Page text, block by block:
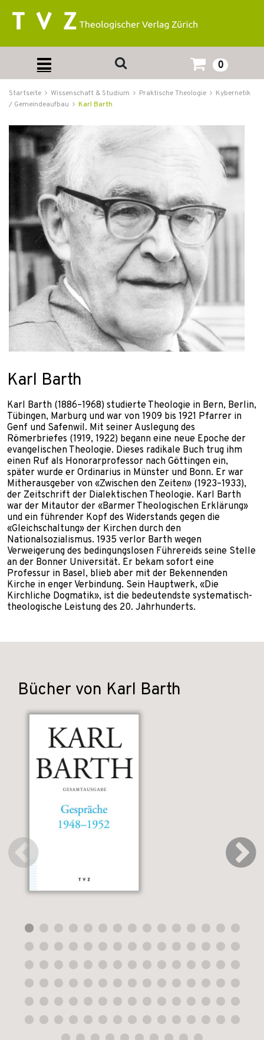
0
Startseite Wissenschaft & Studium Praktische Theologie
Kybernetik
/ Gemeindeaufbau
Karl Barth
Karl Barth
Karl Barth (1886–1968) studierte Theologie in Bern, Berlin,
Tübingen, Marburg und war von 1909 bis 1921 Pfarrer in
Genf und Safenwil. Mit seiner Auslegung des
Römerbriefes (1919, 1922) begann eine neue Epoche der
evangelischen Theologie. Dieses radikale Buch trug ihm
einen Ruf als Honorarprofessor nach Göttingen ein,
später wurde er Ordinarius in Münster und Bonn. Er war
Mitherausgeber von «Zwischen den Zeiten» (1923–1933),
der Zeitschrift der Dialektischen Theologie. Karl Barth
war der Mitautor der «Barmer Theologischen Erklärung»
und ein führender Kopf des Widerstands gegen die
«Gleichschaltung» der Kirchen durch den
Nationalsozialismus. 1935 verlor Barth wegen
Verweigerung des bedingungslosen Führereids seine Stelle
an der Bonner Universität. Er bekam sofort eine
Professur in Basel, blieb aber mit der Bekennenden
Kirche in enger Verbindung. Sein Hauptwerk, «Die
Kirchliche Dogmatik», ist die bedeutendste systematisch-
theologische Leistung des 20. Jahrhunderts.
Bücher von Karl Barth